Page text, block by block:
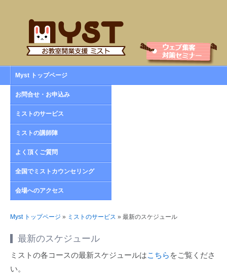
Myst トップページ
お問合せ・お申込み
ミストのサービス
ミストの講師陣
よく頂くご質問
全国でミストカウンセリング
会場へのアクセス
Myst トップページ » ミストのサービス » 最新のスケジュール
最新のスケジュール
ミストの各コースの最新スケジュールはこちら をご覧くださ
い。